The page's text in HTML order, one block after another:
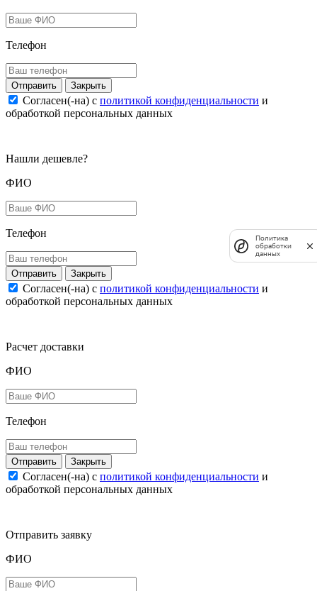
Телефон
Закрыть
Согласен(-на) c политикой конфиденциальности и
обработкой персональных данных
Нашли дешевле?
ФИО
Телефон
Закрыть
Согласен(-на) c политикой конфиденциальности и
обработкой персональных данных
Расчет доставки
ФИО
Телефон
Закрыть
Согласен(-на) c политикой конфиденциальности и
обработкой персональных данных
Отправить заявку
ФИО
Политика
обработки
данных